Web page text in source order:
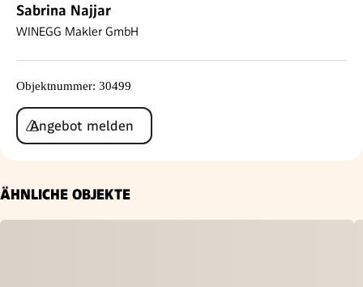
Sabrina Najjar
WINEGG Makler GmbH
Objektnummer: 30499
Angebot melden
ÄHNLICHE OBJEKTE